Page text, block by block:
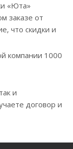
«Юта»
заказе от
что скидки и
компании 1000
и
договор и